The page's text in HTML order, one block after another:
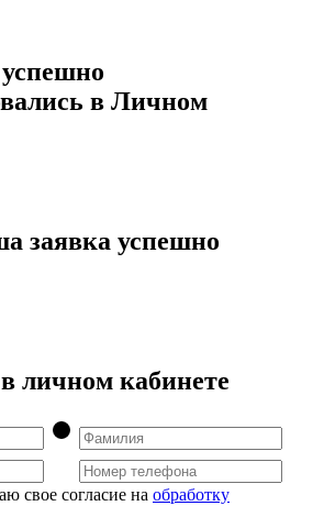
в Личном
заявка успешно
личном кабинете
свое согласие на обработку